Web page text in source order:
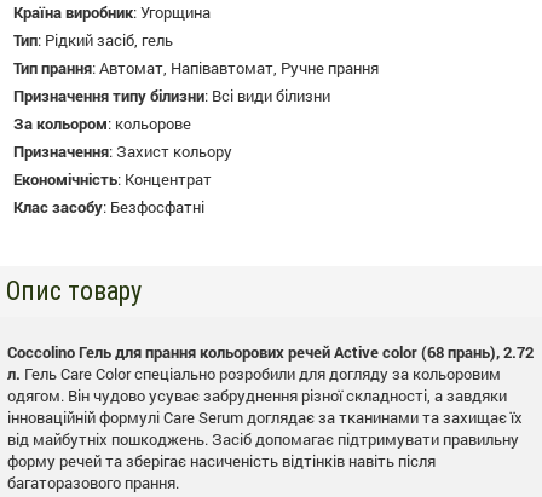
Країна виробник:Угорщина
Тип: Рідкий засіб, гель
Тип прання:Автомат, Напівавтомат, Ручне прання
Призначення типу білизни: Всі види білизни
За кольором: кольорове
Призначення:Захист кольору
Економічність: Концентрат
Клас засобу: Безфосфатні
Опис товару
Coccolino Гель для прання кольорових речей Active color (68 прань), 2.72
л. Гель Care Color спеціально розробили для догляду за кольоровим
одягом. Він чудово усуває забруднення різної складності, а завдяки
інноваційній формулі Care Serum доглядає за тканинами та захищає їх
від майбутніх пошкоджень. Засіб допомагає підтримувати правильну
форму речей та зберігає насиченість відтінків навіть після
багаторазового прання.